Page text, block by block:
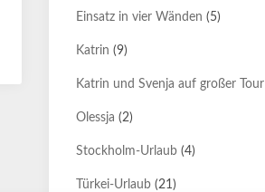
Einsatz in vier Wänden (5)
Katrin (9)
Katrin und Svenja auf großer Tour
Olessja (2)
Stockholm-Urlaub (4)
Türkei-Urlaub (21)